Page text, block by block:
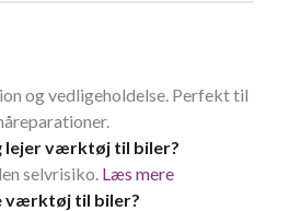
og vedligeholdelse. Perfekt til
lejer værktøj til biler?
selvrisiko. Læs mere
værktøj til biler?